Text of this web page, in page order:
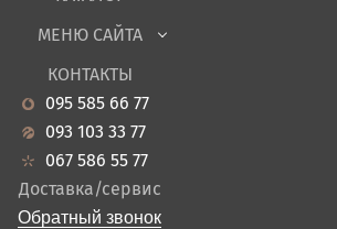
Садовая мебель
Гостиная
Кухня
Прихожие
Ванная
Акции
МЕНЮ САЙТА
О нас
Новости
Гарантия
Кредит
Оплата и доставка
Отзывы
КОНТАКТЫ
095 585 66 77
093 103 33 77
067 586 55 77
Доставка/сервис
Обратный звонок